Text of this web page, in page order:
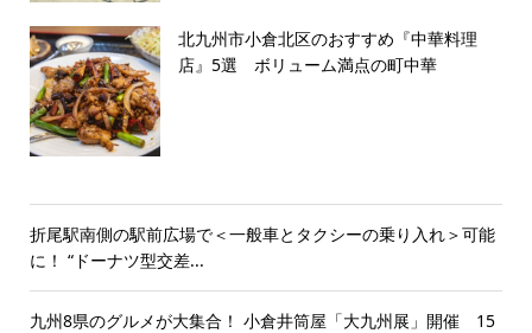
北九州市小倉北区のおすすめ『中華料理
店』5選 ボリューム満点の町中華
折尾駅南側の駅前広場で＜一般車とタクシーの乗り入れ＞可能
に！ “ドーナツ型交差...
九州8県のグルメが大集合！ 小倉井筒屋「大九州展」開催 15